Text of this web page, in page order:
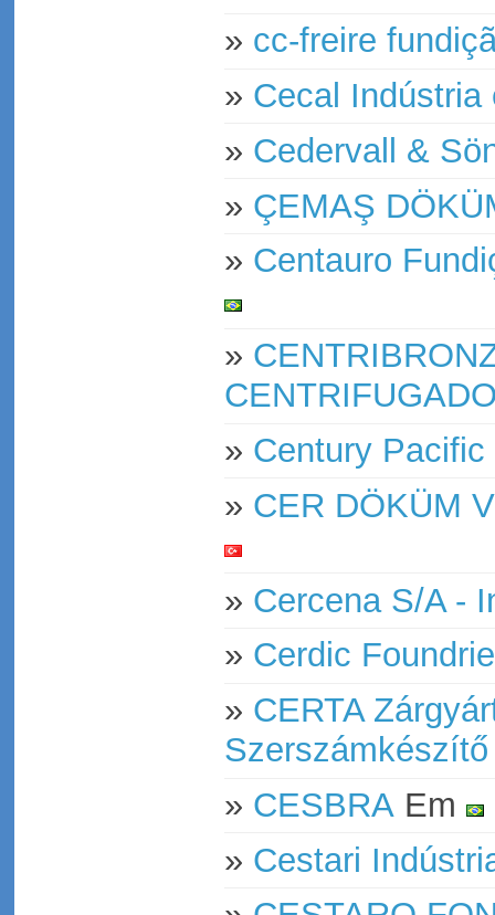
» cc-freire
» Cecal Indústria
» Cedervall &
» ÇEMAŞ
» Centauro
»
» Century
» CER DÖKÜM
» Cercena S/A -
» Cerdic
» CERTA
» CESBRA Em
» Cestari